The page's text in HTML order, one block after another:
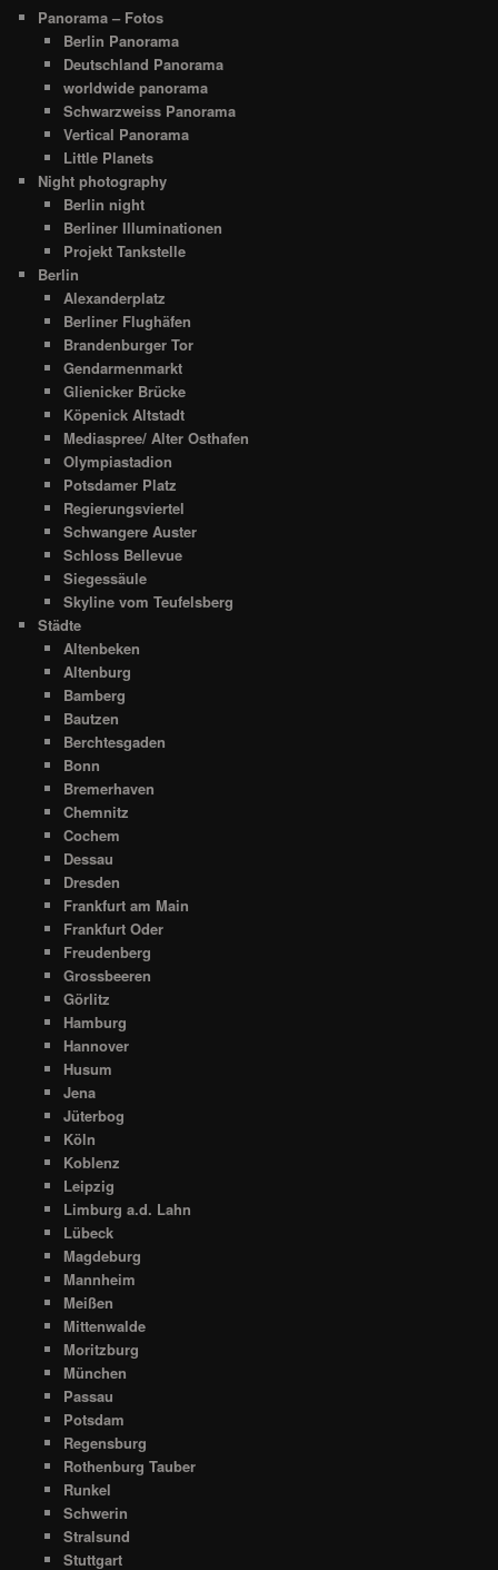
Panorama – Fotos
Berlin Panorama
Deutschland Panorama
worldwide panorama
Schwarzweiss Panorama
Vertical Panorama
Little Planets
Night photography
Berlin night
Berliner Illuminationen
Projekt Tankstelle
Berlin
Alexanderplatz
Berliner Flughäfen
Brandenburger Tor
Gendarmenmarkt
Glienicker Brücke
Köpenick Altstadt
Mediaspree/ Alter Osthafen
Olympiastadion
Potsdamer Platz
Regierungsviertel
Schwangere Auster
Schloss Bellevue
Siegessäule
Skyline vom Teufelsberg
Städte
Altenbeken
Altenburg
Bamberg
Bautzen
Berchtesgaden
Bonn
Bremerhaven
Chemnitz
Cochem
Dessau
Dresden
Frankfurt am Main
Frankfurt Oder
Freudenberg
Grossbeeren
Görlitz
Hamburg
Hannover
Husum
Jena
Jüterbog
Köln
Koblenz
Leipzig
Limburg a.d. Lahn
Lübeck
Magdeburg
Mannheim
Meißen
Mittenwalde
Moritzburg
München
Passau
Potsdam
Regensburg
Rothenburg Tauber
Runkel
Schwerin
Stralsund
Stuttgart